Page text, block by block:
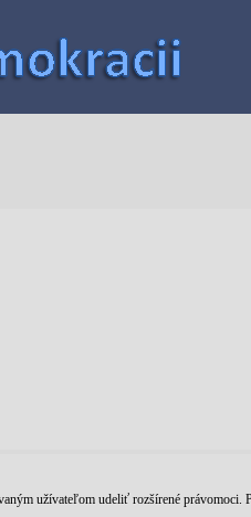
užívateľom udeliť rozšírené právomoci.